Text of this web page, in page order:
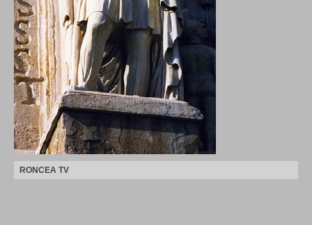
RONCEA TV